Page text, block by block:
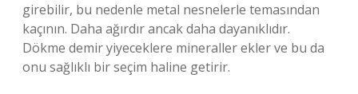
girebilir, bu nedenle metal nesnelerle temasından
kaçının. Daha ağırdır ancak daha dayanıklıdır.
Dökme demir yiyeceklere mineraller ekler ve bu da
onu sağlıklı bir seçim haline getirir.